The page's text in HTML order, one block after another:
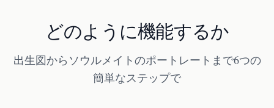
どのように機能するか
出生図からソウルメイトのポートレートまで6つの
簡単なステップで